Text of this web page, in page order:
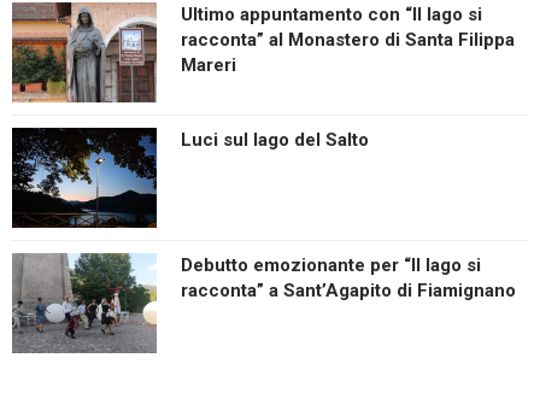
Ultimo appuntamento con “Il lago si
racconta” al Monastero di Santa Filippa
Mareri
Luci sul lago del Salto
Debutto emozionante per “Il lago si
racconta” a Sant’Agapito di Fiamignano